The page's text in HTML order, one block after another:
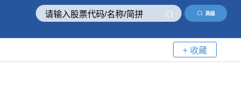
高级
+ 收藏